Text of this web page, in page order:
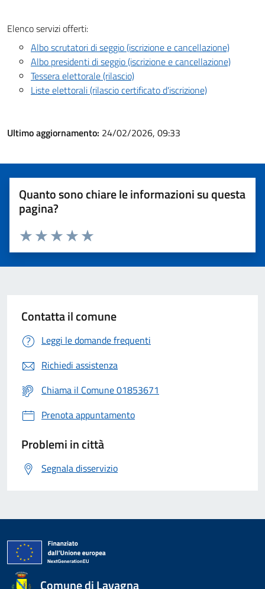
Elenco servizi offerti:
Albo scrutatori di seggio (iscrizione e cancellazione)
Albo presidenti di seggio (iscrizione e cancellazione)
Tessera elettorale (rilascio)
Liste elettorali (rilascio certificato d'iscrizione)
Ultimo aggiornamento: 24/02/2026, 09:33
Quanto sono chiare le informazioni su questa
pagina?
Valuta 5 stelle su 5
Valuta 4 stelle su 5
Valuta 3 stelle su 5
Valuta 2 stelle su 5
Valuta 1 stelle su 5
Contatta il comune
Leggi le domande frequenti
Richiedi assistenza
Chiama il Comune 01853671
Prenota appuntamento
Problemi in città
Segnala disservizio
Comune di Lavagna